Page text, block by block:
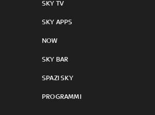
SKY TV
SKY APPS
NOW
SKY BAR
SPAZI SKY
PROGRAMMI